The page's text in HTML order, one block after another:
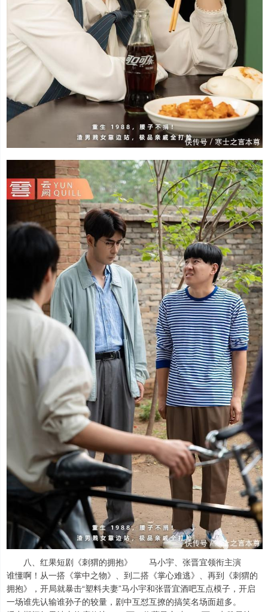
八、红果短剧《刺猬的拥抱》 马小宇、张晋宜领衔主演
谁懂啊！从一搭《掌中之物》、到二搭《掌心难逃》、再到《刺猬的
拥抱》，开局就暴击“塑料夫妻”马小宇和张晋宜酒吧互点模子，开启
一场谁先认输谁孙子的较量，剧中互怼互撩的搞笑名场面超多。